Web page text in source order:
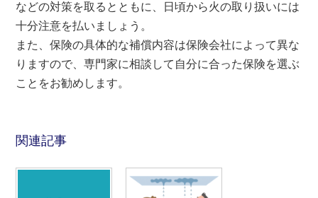
などの対策を取るとともに、日頃から火の取り扱いには
十分注意を払いましょう。
また、保険の具体的な補償内容は保険会社によって異な
りますので、専門家に相談して自分に合った保険を選ぶ
ことをお勧めします。
関連記事